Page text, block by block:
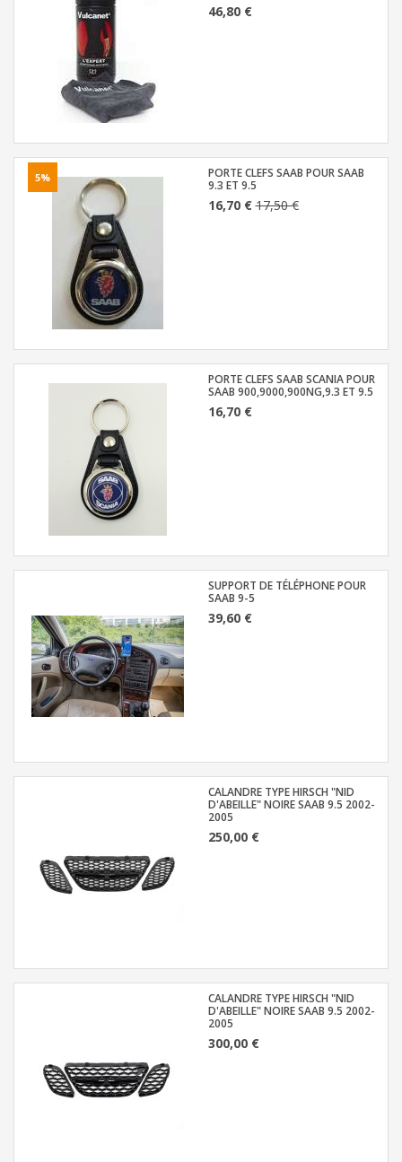
46,80 €
5%
PORTE CLEFS SAAB POUR SAAB
9.3 ET 9.5
16,70 €17,50 €
PORTE CLEFS SAAB SCANIA POUR
SAAB 900,9000,900NG,9.3 ET 9.5
16,70 €
SUPPORT DE TÉLÉPHONE POUR
SAAB 9-5
39,60 €
CALANDRE TYPE HIRSCH "NID
D'ABEILLE" NOIRE SAAB 9.5 2002-
2005
250,00 €
CALANDRE TYPE HIRSCH "NID
D'ABEILLE" NOIRE SAAB 9.5 2002-
2005
300,00 €